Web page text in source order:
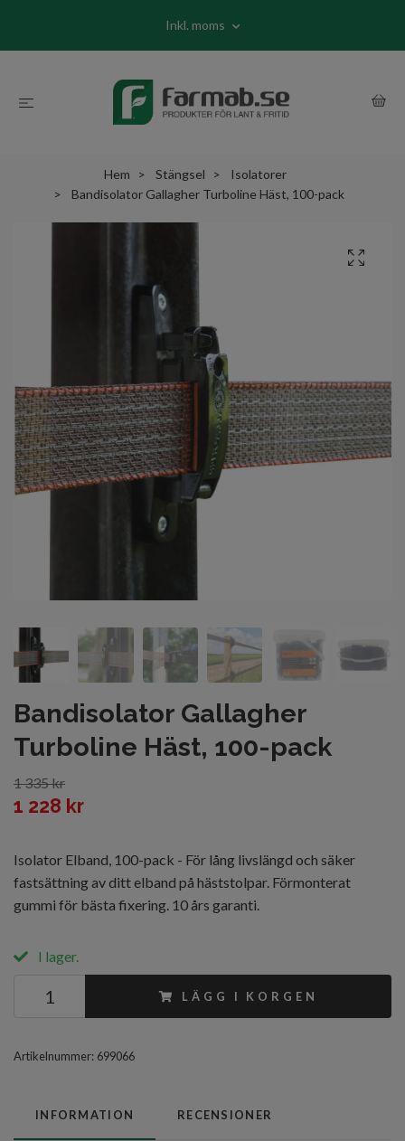
Inkl. moms
Hem Stängsel
Isolatorer
Bandisolator Gallagher Turboline Häst, 100-pack
Bandisolator Gallagher
Turboline Häst, 100-pack
1 335 kr
1 228 kr
Isolator Elband, 100-pack - För lång livslängd och säker
fastsättning av ditt elband på häststolpar. Förmonterat
gummi för bästa fixering. 10 års garanti.
I lager.
LÄGG I KORGEN
Artikelnummer: 699066
INFORMATION RECENSIONER